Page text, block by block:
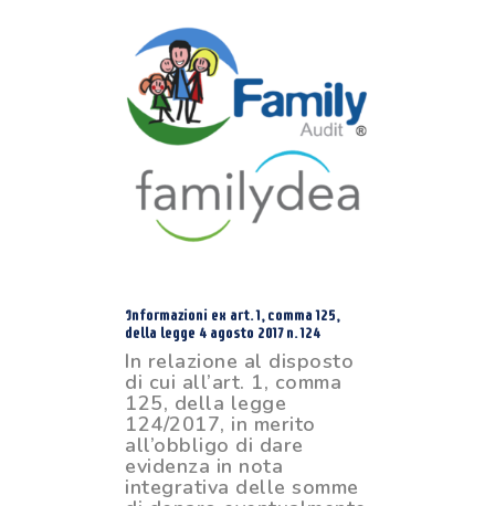
Informazioni ex art. 1, comma 125,
della legge 4 agosto 2017 n. 124
In relazione al disposto
di cui all’art. 1, comma
125, della legge
124/2017, in merito
all’obbligo di dare
evidenza in nota
integrativa delle somme